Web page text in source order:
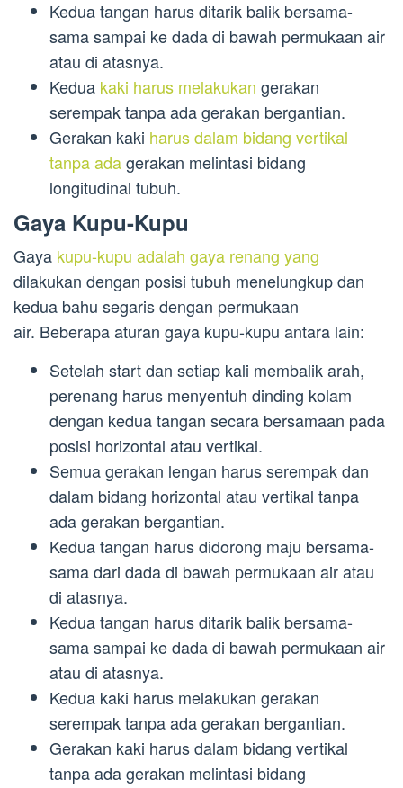
Kedua tangan harus ditarik balik bersama-
sama sampai ke dada di bawah permukaan air
atau di atasnya.
Kedua kaki harus melakukan gerakan
serempak tanpa ada gerakan bergantian.
Gerakan kaki harus dalam bidang vertikal
tanpa adagerakan melintasi bidang
longitudinal tubuh.
Gaya Kupu-Kupu
Gaya kupu-kupu adalah gaya renang yang
dilakukan dengan posisi tubuh menelungkup dan
kedua bahu segaris dengan permukaan
air. Beberapa aturan gaya kupu-kupu antara lain:
Setelah start dan setiap kali membalik arah,
perenang harus menyentuh dinding kolam
dengan kedua tangan secara bersamaan pada
posisi horizontal atau vertikal.
Semua gerakan lengan harus serempak dan
dalam bidang horizontal atau vertikal tanpa
ada gerakan bergantian.
Kedua tangan harus didorong maju bersama-
sama dari dada di bawah permukaan air atau
di atasnya.
Kedua tangan harus ditarik balik bersama-
sama sampai ke dada di bawah permukaan air
atau di atasnya.
Kedua kaki harus melakukan gerakan
serempak tanpa ada gerakan bergantian.
Gerakan kaki harus dalam bidang vertikal
tanpa ada gerakan melintasi bidang